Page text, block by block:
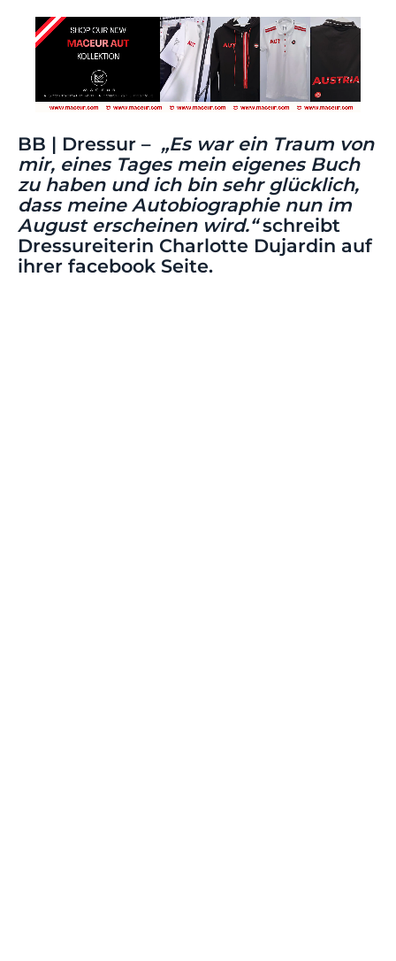
BB | Dressur – „Es war ein Traum von
mir, eines Tages mein eigenes Buch
zu haben und ich bin sehr glücklich,
dass meine Autobiographie nun im
August erscheinen wird.“schreibt
Dressureiterin Charlotte Dujardin auf
ihrer facebook Seite.